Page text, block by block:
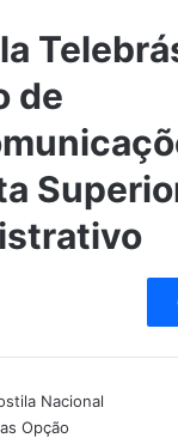
de
Nacional
Opção